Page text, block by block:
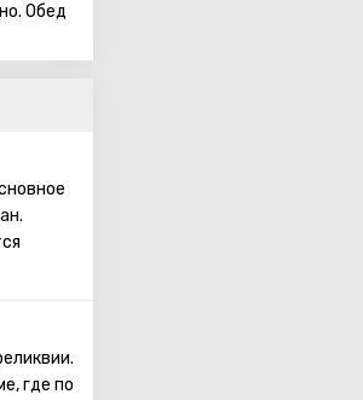
Обед
В
гдепо